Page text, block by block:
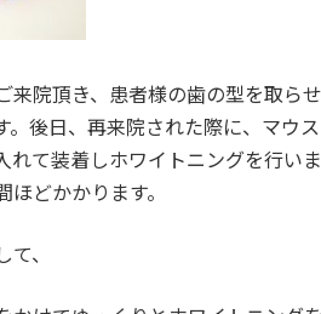
来院頂き、患者様の歯の型を取ら
。後日、再来院された際に、マウ
て装着しホワイトニングを行い
どかかります。
、